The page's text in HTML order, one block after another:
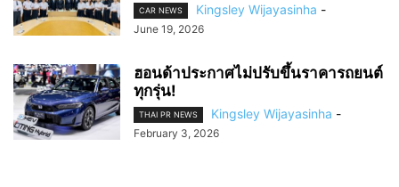
CAR NEWS Kingsley Wijayasinha -
June 19, 2026
ฮอนด้าประกาศไม่ปรับขึ้นราคารถยนต์
ทุกรุ่น!
THAI PR NEWS Kingsley Wijayasinha -
February 3, 2026